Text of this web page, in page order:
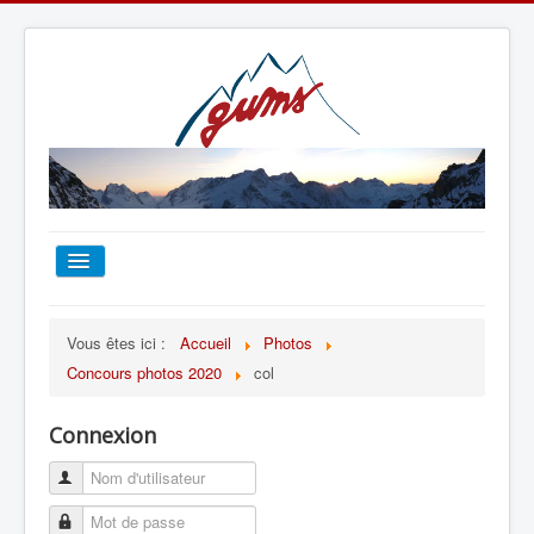
TOUT SUR LE GUMS
ESCALADE
ALPINISME
Vous êtes ici : Accueil
Photos
Concours photos 2020
col
Connexion